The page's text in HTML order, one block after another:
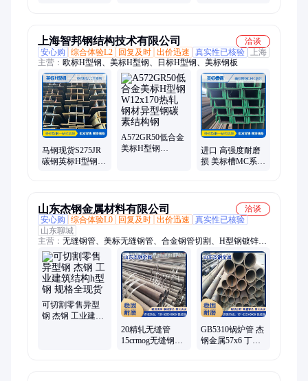
上海智邦钢结构技术有限公司
洽谈
安心购
综合体验L2 回复及时 出价迅速 真实性已核验
上海
主营： 欧标H型钢、美标H型钢、日标H型钢、美标钢板
马钢现货S275JR
碳钢英标H型钢
A572GR50低合金
美标H型钢
进口 高强度耐磨
损 美标槽MC系列
山东杰钢金属材料有限公司
洽谈
安心购
综合体验L0 回复及时 出价迅速
真实性已核验
山东聊城
主营： 无缝钢管、美标无缝钢管、合金钢管切割、H型钢镀锌H
型钢、焊接H型钢、工字钢镀锌工字钢、角钢镀锌角钢、槽钢镀
锌槽钢、螺纹钢、40cr圆钢、20cr圆钢、非标角钢、模具圆钢、
非标槽钢、冷弯槽钢、钢轨及配件、合金圆钢及切割、高压锅炉
管、架子管及扣件
可切割零售异型
钢 杰钢 工业建筑
20精轧无缝管
15crmog无缝钢管
GB5310锅炉管 杰
钢金属57x6 丁字